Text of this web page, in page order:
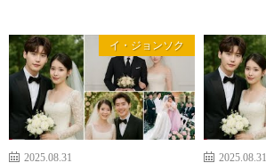
イ・ジョンソク
2025.08.31 2025.08.31